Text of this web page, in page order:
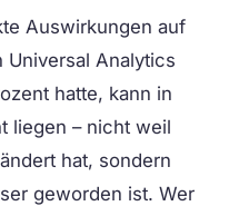
Auswirkungen auf
Universal Analytics
hatte, kann in
liegen – nicht weil
hat, sondern
geworden ist. Wer